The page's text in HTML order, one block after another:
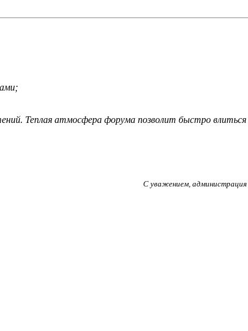
Теплая атмосфера форума позволит быстро
С уважением,